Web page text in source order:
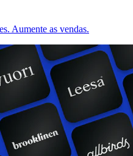
Aumente as vendas.